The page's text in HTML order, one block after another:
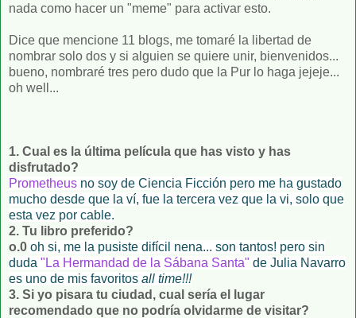
nada como hacer un "meme" para activar esto.
Dice que mencione 11 blogs, me tomaré la libertad de
nombrar solo dos y si alguien se quiere unir, bienvenidos...
bueno, nombraré tres pero dudo que la Pur lo haga jejeje...
oh well...
1. Cual es la última película que has visto y has
disfrutado?
Prometheus no soy de Ciencia Ficción pero me ha gustado
mucho desde que la ví, fue la tercera vez que la vi, solo que
esta vez por cable.
2. Tu libro preferido?
o.0 oh si, me la pusiste difícil nena... son tantos! pero sin
duda "La Hermandad de la Sábana Santa" de Julia Navarro
es uno de mis favoritos all time!!!
3. Si yo pisara tu ciudad, cual sería el lugar
recomendado que no podría olvidarme de visitar?